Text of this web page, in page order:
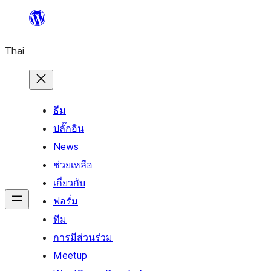
ยัง
เนื้อหา
Thai
ธีม
ปลั๊กอิน
News
ช่วยเหลือ
เกี่ยวกับ
ฟอรั่ม
ทีม
การมีส่วนร่วม
Meetup